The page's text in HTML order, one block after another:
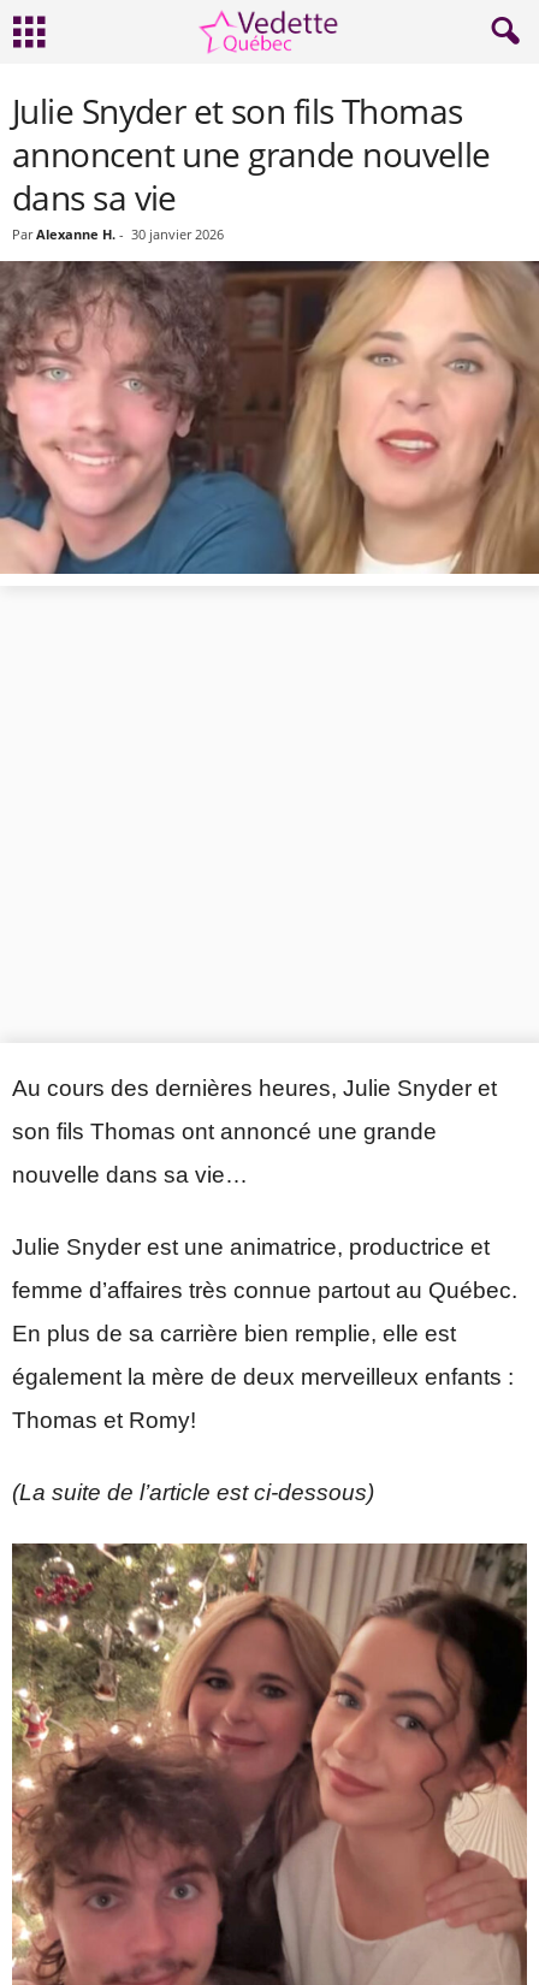
Julie Snyder et son fils Thomas
annoncent une grande nouvelle
dans sa vie
Par Alexanne H. - 30 janvier 2026
Au cours des dernières heures, Julie Snyder et
son fils Thomas ont annoncé une grande
nouvelle dans sa vie…
Julie Snyder est une animatrice, productrice et
femme d’affaires très connue partout au Québec.
En plus de sa carrière bien remplie, elle est
également la mère de deux merveilleux enfants :
Thomas et Romy!
(La suite de l’article est ci-dessous)